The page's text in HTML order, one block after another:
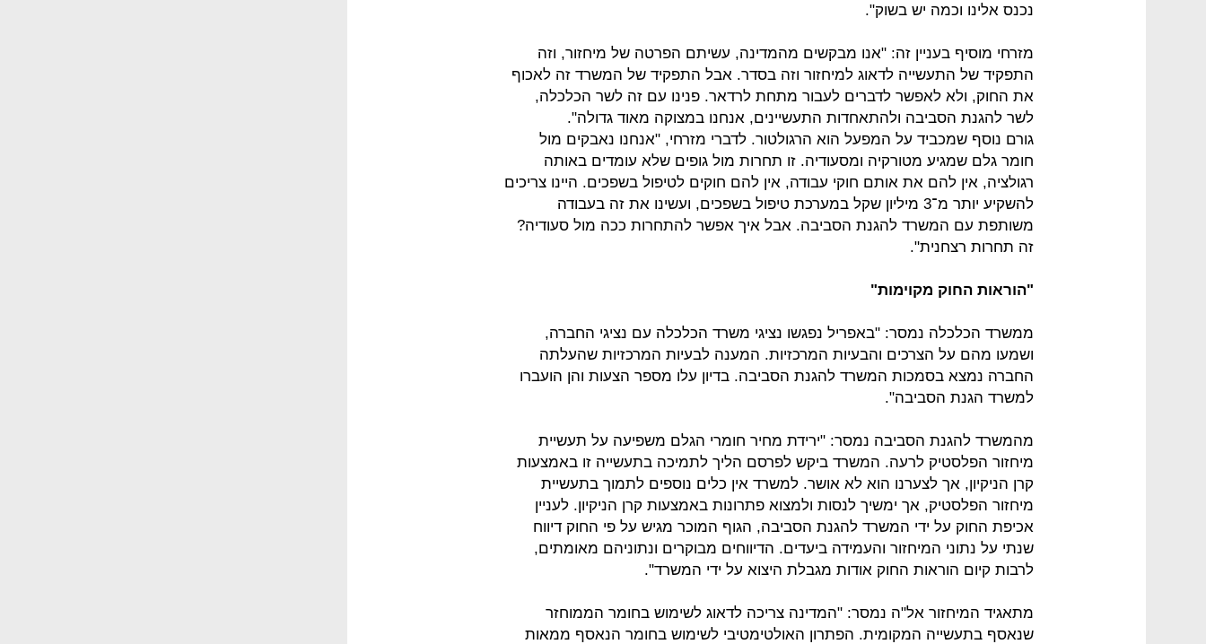
נכנס אלינו וכמה יש בשוק".
מזרחי מוסיף בעניין זה: "אנו מבקשים מהמדינה, עשיתם הפרטה של מיחזור, וזה
התפקיד של התעשייה לדאוג למיחזור וזה בסדר. אבל התפקיד של המשרד זה לאכוף
את החוק, ולא לאפשר לדברים לעבור מתחת לרדאר. פנינו עם זה לשר הכלכלה,
לשר להגנת הסביבה ולהתאחדות התעשיינים, אנחנו במצוקה מאוד גדולה".
גורם נוסף שמכביד על המפעל הוא הרגולטור. לדברי מזרחי, "אנחנו נאבקים מול
חומר גלם שמגיע מטורקיה ומסעודיה. זו תחרות מול גופים שלא עומדים באותה
רגולציה, אין להם את אותם חוקי עבודה, אין להם חוקים לטיפול בשפכים. היינו צריכים
להשקיע יותר מ־3 מיליון שקל במערכת טיפול בשפכים, ועשינו את זה בעבודה
משותפת עם המשרד להגנת הסביבה. אבל איך אפשר להתחרות ככה מול סעודיה?
זה תחרות רצחנית".
"הוראות החוק מקוימות"
ממשרד הכלכלה נמסר: "באפריל נפגשו נציגי משרד הכלכלה עם נציגי החברה,
ושמעו מהם על הצרכים והבעיות המרכזיות. המענה לבעיות המרכזיות שהעלתה
החברה נמצא בסמכות המשרד להגנת הסביבה. בדיון עלו מספר הצעות והן הועברו
למשרד הגנת הסביבה".
מהמשרד להגנת הסביבה נמסר: "ירידת מחיר חומרי הגלם משפיעה על תעשיית
מיחזור הפלסטיק לרעה. המשרד ביקש לפרסם הליך לתמיכה בתעשייה זו באמצעות
קרן הניקיון, אך לצערנו הוא לא אושר. למשרד אין כלים נוספים לתמוך בתעשיית
מיחזור הפלסטיק, אך ימשיך לנסות ולמצוא פתרונות באמצעות קרן הניקיון. לעניין
אכיפת החוק על ידי המשרד להגנת הסביבה, הגוף המוכר מגיש על פי החוק דיווח
שנתי על נתוני המיחזור והעמידה ביעדים. הדיווחים מבוקרים ונתוניהם מאומתים,
לרבות קיום הוראות החוק אודות מגבלת היצוא על ידי המשרד".
מתאגיד המיחזור אל"ה נמסר: "המדינה צריכה לדאוג לשימוש בחומר הממוחזר
שנאסף בתעשייה המקומית. הפתרון האולטימטיבי לשימוש בחומר הנאסף ממאות